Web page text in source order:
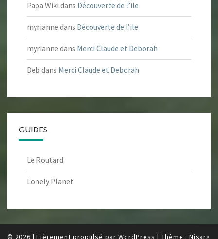
Papa Wiki dans Découverte de l’ile
myrianne dans Découverte de l’ile
myrianne dans Merci Claude et Deborah
Deb dans Merci Claude et Deborah
GUIDES
Le Routard
Lonely Planet
© 2026 | Fièrement propulsé par WordPress | Thème : Nisarg